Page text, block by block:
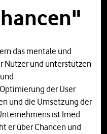
das mentale und
Nutzer und unterstützen
der User
und die Umsetzung der
ist Imed
er über Chancen und